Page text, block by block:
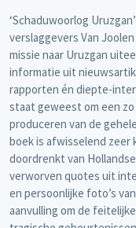
‘Schaduwoorlog
verslaggevers Van
missie naar Uruzgan
informatie uit
rapporten én diepte-
staat geweest om een
produceren van de
boek is afwisselend zeer
doordrenkt van
verworven quotes uit
en persoonlijke foto’s
aanvulling om de